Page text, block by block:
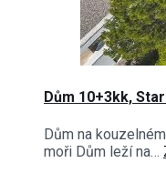
Dům 10+3kk,
Dům na
moři Dům leží na…